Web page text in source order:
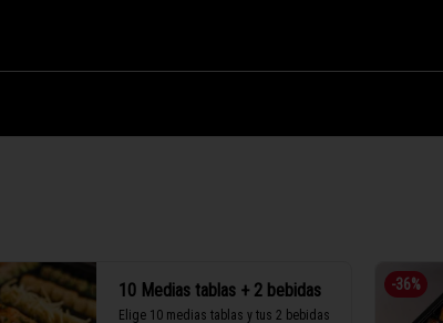
10 Medias tablas + 2 bebidas
Elige 10 medias tablas y tus 2 bebidas
-36%